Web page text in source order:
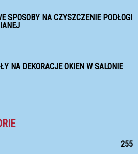
SPOSOBY NA CZYSZCZENIE PODŁOGI
NA DEKORACJE OKIEN W SALONIE
255